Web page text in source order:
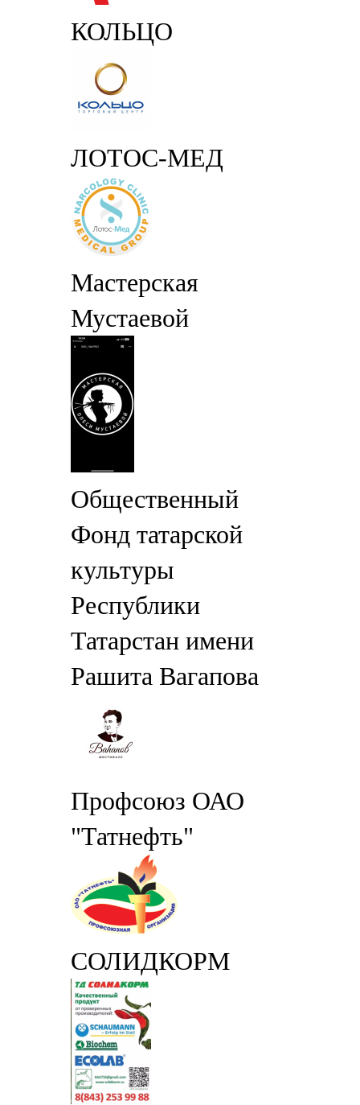
КОЛЬЦО
ЛОТОС-МЕД
Мастерская
Мустаевой
Общественный
Фонд татарской
культуры
Республики
Татарстан имени
Рашита Вагапова
Профсоюз ОАО
"Татнефть"
СОЛИДКОРМ